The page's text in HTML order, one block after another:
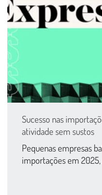
Sucesso nas
atividade sem sustos
Pequenas empresas
importações em 2025,